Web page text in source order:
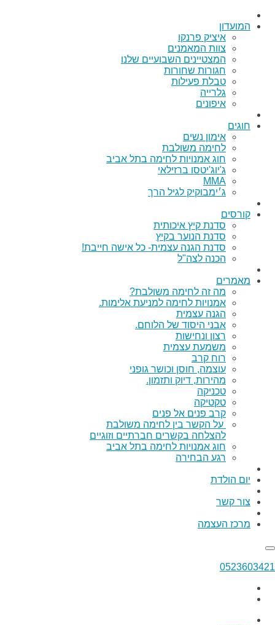
המועדון
איציק פרנקו
צוות המאמנים
המצטיינים השבועיים שלנו
חגורות שחורות
טבלת פעילות
גלרייה
איפונים
חוגים
אימון נשים
לחימה משולבת
חוג אמנויות לחימה בתל אביב
ג'יוג'יטסו ברזילאי
MMA
ג׳ימבוקיק לגיל הרך
קורסים
סדנת קיץ איכותית
סדנת הנוער בקיץ
סדנת הגנה עצמית- כל אישה חייבת!
הכנה לצה"ל
מאמרים
מה זה לחימה משולבת?
אמנויות לחימה למניעת אלימות.
הגנה עצמית
אבני היסוד של הלוחם.
רצון ונחישות
משמעת עצמית
רוח קרב
עוצמה, חוסן וכושר גופני
מהירות, דיוק ותזמון.
טכניקה
טקטיקה
קרב פנים אל פנים
על הקשר בין לחימה משולבת
להצלחה בקשרים חברתיים וזוגיים
חוג אמנויות לחימה בתל אביב
רגע הבחירה
יום הולדת
צור קשר
מרכז העצמה
0523603421